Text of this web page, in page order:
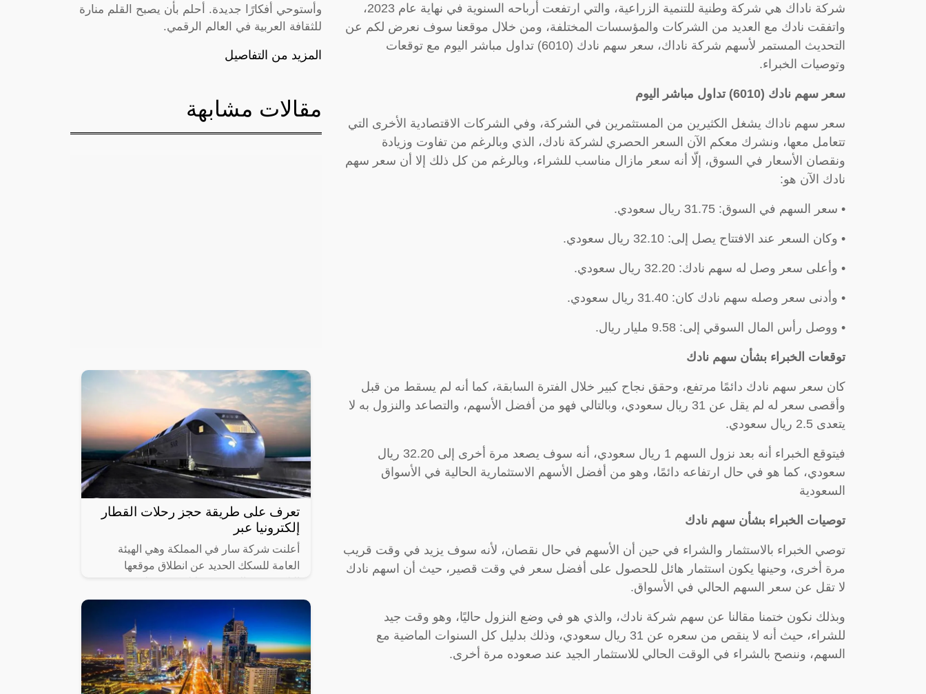
شركة ناداك هي شركة وطنية للتنمية الزراعية، والتي ارتفعت أرباحه السنوية في نهاية عام 2023،
واتفقت نادك مع العديد من الشركات والمؤسسات المختلفة، ومن خلال موقعنا سوف نعرض لكم عن
التحديث المستمر لأسهم شركة ناداك، سعر سهم نادك (6010) تداول مباشر اليوم مع توقعات
وتوصيات الخبراء.
سعر سهم نادك (6010) تداول مباشر اليوم
سعر سهم ناداك يشغل الكثيرين من المستثمرين في الشركة، وفي الشركات الاقتصادية الأخرى التي
تتعامل معها، ونشرك معكم الآن السعر الحصري لشركة نادك، الذي وبالرغم من تفاوت وزيادة
ونقصان الأسعار في السوق، إلّا أنه سعر مازال مناسب للشراء، وبالرغم من كل ذلك إلا أن سعر سهم
نادك الآن هو:
• سعر السهم في السوق: 31.75 ريال سعودي.
• وكان السعر عند الافتتاح يصل إلى: 32.10 ريال سعودي.
• وأعلى سعر وصل له سهم نادك: 32.20 ريال سعودي.
• وأدنى سعر وصله سهم نادك كان: 31.40 ريال سعودي.
• ووصل رأس المال السوقي إلى: 9.58 مليار ريال.
توقعات الخبراء بشأن سهم نادك
كان سعر سهم نادك دائمًا مرتفع، وحقق نجاح كبير خلال الفترة السابقة، كما أنه لم يسقط من قبل
وأقصى سعر له لم يقل عن 31 ريال سعودي، وبالتالي فهو من أفضل الأسهم، والتصاعد والنزول به لا
يتعدى 2.5 ريال سعودي.
فيتوقع الخبراء أنه بعد نزول السهم 1 ريال سعودي، أنه سوف يصعد مرة أخرى إلى 32.20 ريال
سعودي، كما هو في حال ارتفاعه دائمًا، وهو من أفضل الأسهم الاستثمارية الحالية في الأسواق
السعودية
توصيات الخبراء بشأن سهم نادك
توصي الخبراء بالاستثمار والشراء في حين أن الأسهم في حال نقصان، لأنه سوف يزيد في وقت قريب
مرة أخرى، وحينها يكون استثمار هائل للحصول على أفضل سعر في وقت قصير، حيث أن اسهم نادك
لا تقل عن سعر السهم الحالي في الأسواق.
وبذلك نكون ختمنا مقالنا عن سهم شركة نادك، والذي هو في وضع النزول حاليًا، وهو وقت جيد
للشراء، حيث أنه لا ينقص من سعره عن 31 ريال سعودي، وذلك بدليل كل السنوات الماضية مع
السهم، وننصح بالشراء في الوقت الحالي للاستثمار الجيد عند صعوده مرة أخرى.
وأستوحي أفكارًا جديدة. أحلم بأن يصبح القلم منارة
للثقافة العربية في العالم الرقمي.
المزيد من التفاصيل
مقالات مشابهة
تعرف على طريقة حجز رحلات القطار
إلكترونيا عبر
أعلنت شركة سار في المملكة وهي الهيئة
العامة للسكك الحديد عن انطلاق موقعها
الأشخاص حجز القطارات ومعرفة المواعيد
المختلفة لها،